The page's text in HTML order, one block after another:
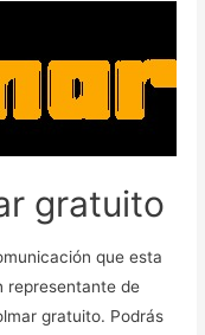
gratuito
que esta
representante de
gratuito. Podrás